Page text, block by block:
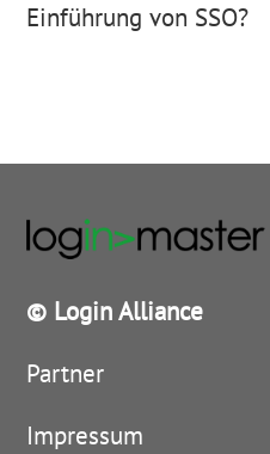
Einführung von SSO?
© Login Alliance
Partner
Impressum